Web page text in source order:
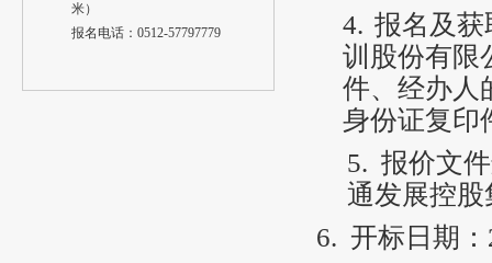
米）
报名电话：0512-57797779
4. 报名及获
训股份有限
件、经办人
身份证复印
5. 报价文
通发展控股
6. 开标日期